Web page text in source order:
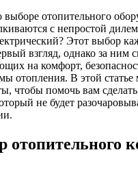
выборе отопительного
с непростой
Этот выбор
взгляд, однако за ним
на комфорт,
отопления. В этой статье
чтобы помочь вам сделать
не будет